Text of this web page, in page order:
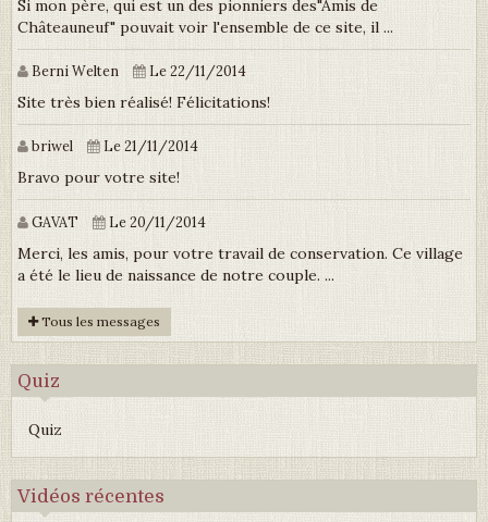
Si mon père, qui est un des pionniers des"Amis de
Châteauneuf" pouvait voir l'ensemble de ce site, il ...
Berni Welten Le 22/11/2014
Site très bien réalisé! Félicitations!
briwel Le 21/11/2014
Bravo pour votre site!
GAVAT Le 20/11/2014
Merci, les amis, pour votre travail de conservation. Ce village
a été le lieu de naissance de notre couple. ...
Tous les messages
Quiz
Quiz
Vidéos récentes